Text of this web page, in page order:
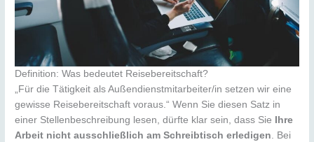
Definition: Was bedeutet Reisebereitschaft?
„Für die Tätigkeit als Außendienstmitarbeiter/in setzen wir eine
gewisse Reisebereitschaft voraus.“ Wenn Sie diesen Satz in
einer Stellenbeschreibung lesen, dürfte klar sein, dass Sie
Ihre
Arbeit nicht ausschließlich am Schreibtisch erledigen. Bei